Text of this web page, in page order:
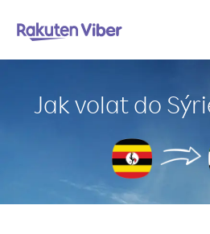
Jak volat do